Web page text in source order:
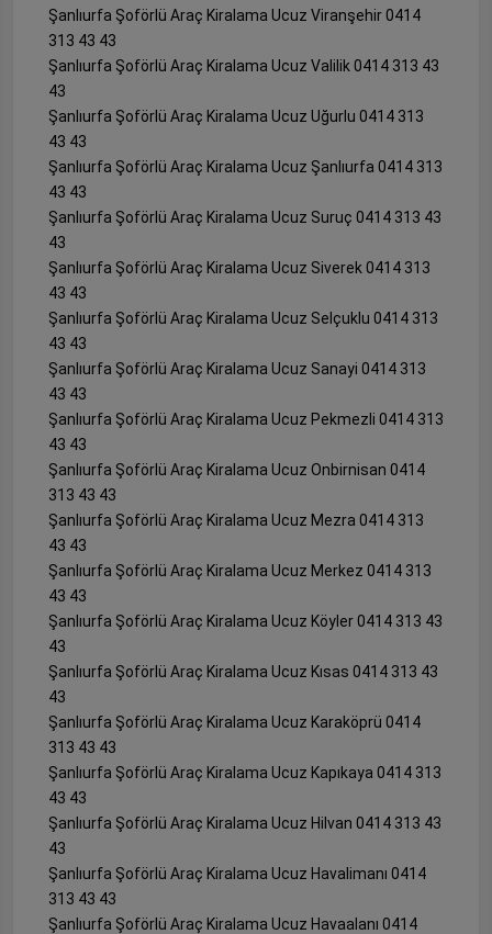
Şanlıurfa Şoförlü Araç Kiralama Ucuz Viranşehir 0414
313 43 43
Şanlıurfa Şoförlü Araç Kiralama Ucuz Valilik 0414 313 43
43
Şanlıurfa Şoförlü Araç Kiralama Ucuz Uğurlu 0414 313
43 43
Şanlıurfa Şoförlü Araç Kiralama Ucuz Şanlıurfa 0414 313
43 43
Şanlıurfa Şoförlü Araç Kiralama Ucuz Suruç 0414 313 43
43
Şanlıurfa Şoförlü Araç Kiralama Ucuz Siverek 0414 313
43 43
Şanlıurfa Şoförlü Araç Kiralama Ucuz Selçuklu 0414 313
43 43
Şanlıurfa Şoförlü Araç Kiralama Ucuz Sanayi 0414 313
43 43
Şanlıurfa Şoförlü Araç Kiralama Ucuz Pekmezli 0414 313
43 43
Şanlıurfa Şoförlü Araç Kiralama Ucuz Onbirnisan 0414
313 43 43
Şanlıurfa Şoförlü Araç Kiralama Ucuz Mezra 0414 313
43 43
Şanlıurfa Şoförlü Araç Kiralama Ucuz Merkez 0414 313
43 43
Şanlıurfa Şoförlü Araç Kiralama Ucuz Köyler 0414 313 43
43
Şanlıurfa Şoförlü Araç Kiralama Ucuz Kısas 0414 313 43
43
Şanlıurfa Şoförlü Araç Kiralama Ucuz Karaköprü 0414
313 43 43
Şanlıurfa Şoförlü Araç Kiralama Ucuz Kapıkaya 0414 313
43 43
Şanlıurfa Şoförlü Araç Kiralama Ucuz Hilvan 0414 313 43
43
Şanlıurfa Şoförlü Araç Kiralama Ucuz Havalimanı 0414
313 43 43
Şanlıurfa Şoförlü Araç Kiralama Ucuz Havaalanı 0414